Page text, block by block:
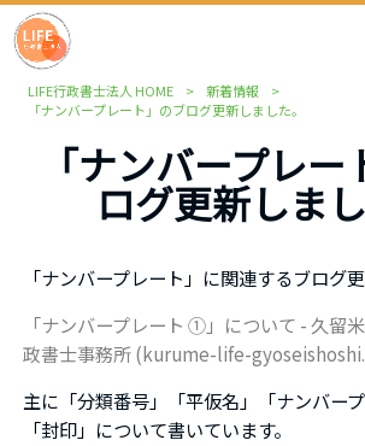
LIFE行政書士法人 HOME
> 新着情報
>
「ナンバープレート」のブログ更新しました。
「ナンバープレ
ログ更新しまし
「ナンバープレート」に関連するブログ
「ナンバープレート ①」について - 久留
政書士事務所 (kurume-life-
主に「分類番号」「平仮名」「ナンバー
「封印」について書いています。